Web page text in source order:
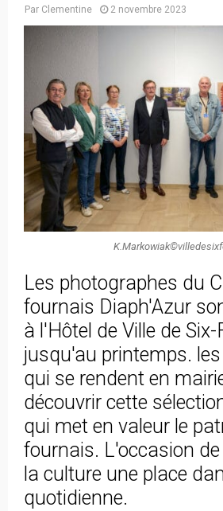
Par Clementine 2 novembre 2023
Les photographes du
fournais Diaph'Azur
à l'Hôtel de Ville de Six-
jusqu'au printemps.
qui se rendent en
découvrir cette
qui met en valeur le
fournais. L'occasion
la culture une place
quotidienne.